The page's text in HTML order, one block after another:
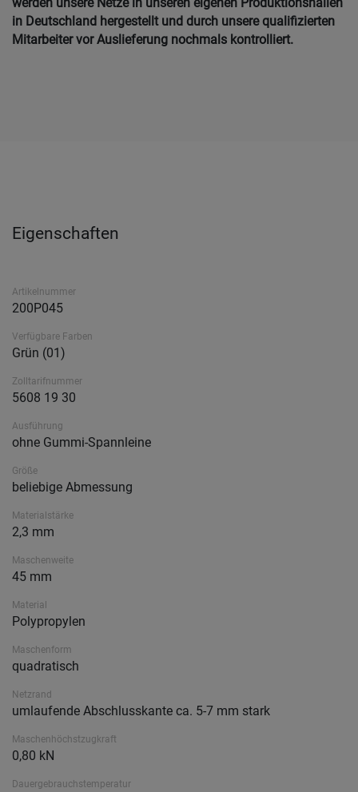
werden unsere Netze in unseren eigenen Produktionshallen
in Deutschland hergestellt und durch unsere qualifizierten
Mitarbeiter vor Auslieferung nochmals kontrolliert.
Eigenschaften
Artikelnummer
200P045
Verfügbare Farben
Grün (01)
Zolltarifnummer
5608 19 30
Ausführung
ohne Gummi-Spannleine
Größe
beliebige Abmessung
Materialstärke
2,3 mm
Maschenweite
45 mm
Material
Polypropylen
Maschenform
quadratisch
Netzrand
umlaufende Abschlusskante ca. 5-7 mm stark
Maschenhöchstzugkraft
0,80 kN
Dauergebrauchstemperatur